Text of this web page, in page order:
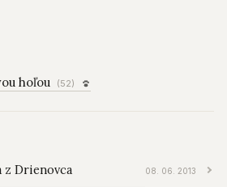
hoľou (52)
z Drienovca 08. 06. 2013